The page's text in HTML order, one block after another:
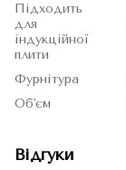
Підходить
для
індукційної
плити
Фурнітура
Об'єм
Відгуки